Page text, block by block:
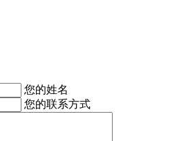
您的姓名
您的联系方式